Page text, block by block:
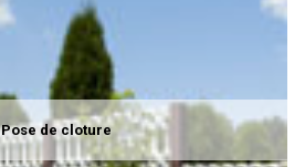
Pose de cloture